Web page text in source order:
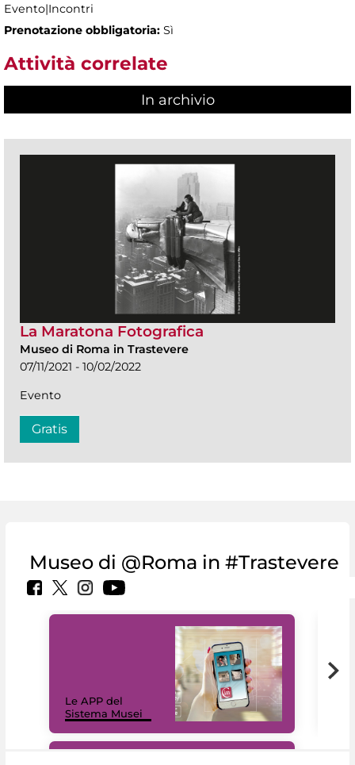
Evento|Incontri
Prenotazione obbligatoria: Sì
Attività correlate
In archivio
La Maratona Fotografica
Museo di Roma in Trastevere
07/11/2021 - 10/02/2022
Evento
Gratis
Museo di @Roma in #Trastevere
Le APP del
Sistema Musei